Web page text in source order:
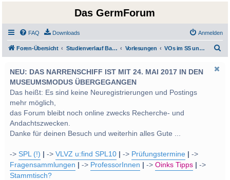
Das GermForum
FAQ Downloads Anmelden
Foren-Übersicht Studienverlauf Bachelor-/Masterstudien sowie UF Deutsch Vorlesungen VOs im SS und WS 2013
NEU: DAS NARRENSCHIFF IST MIT 24. MAI 2017 IN DEN
MUSEUMSMODUS ÜBERGEGANGEN
Das heißt: Es sind keine Neuregistrierungen und Postings
mehr möglich,
das Forum bleibt noch online zwecks Recherche- und
Andachtszwecken.
Danke für deinen Besuch und weiterhin alles Gute ...
->SPL (!) ->VLVZ u:find SPL10 -> Prüfungstermine
->
Fragensammlungen
-> ProfessorInnen ->Oinks Tipps
->
Stammtisch?